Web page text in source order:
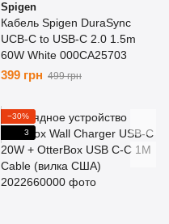
Spigen
Кабель Spigen DuraSync
UCB-C to USB-C 2.0 1.5m
60W White 000CA25703
399 грн 499 грн
−30%
3